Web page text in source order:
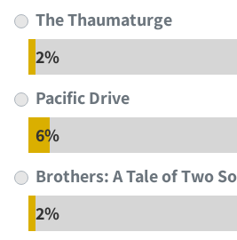
The Thaumaturge
2%
Pacific Drive
6%
Brothers: A Tale of Two
2%